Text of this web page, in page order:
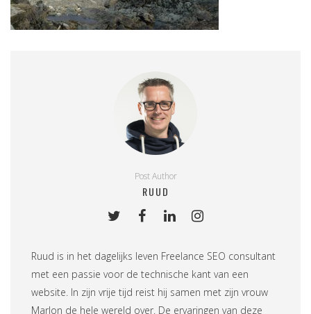
Post Author
RUUD
Ruud is in het dagelijks leven Freelance SEO consultant
met een passie voor de technische kant van een
website. In zijn vrije tijd reist hij samen met zijn vrouw
Marlon de hele wereld over. De ervaringen van deze